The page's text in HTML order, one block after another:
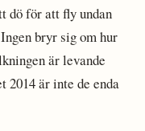
dö för att fly undan
bryr sig om hur
är levande
är inte de enda